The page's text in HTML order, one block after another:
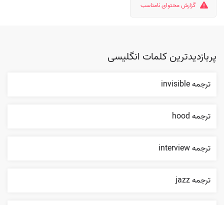
گزارش محتوای نامناسب
پربازدیدترین کلمات انگلیسی
ترجمه invisible
ترجمه hood
ترجمه interview
ترجمه jazz